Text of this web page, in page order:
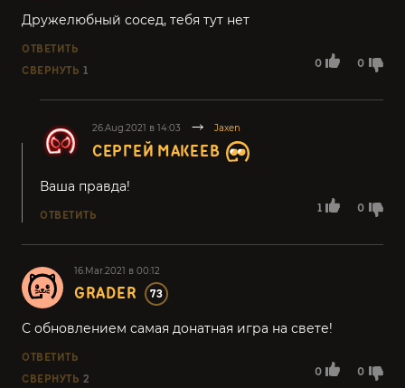
0 0
Дружелюбный сосед, тебя тут нет
ОТВЕТИТЬ
СВЕРНУТЬ 1
26.Aug.2021 в 14:03 Jaxen
СЕРГЕЙ МАКЕЕВ
1 0
Ваша правда!
ОТВЕТИТЬ
16.Mar.2021 в 00:12
GRADER 73
0 0
С обновлением самая донатная игра на свете!
ОТВЕТИТЬ
СВЕРНУТЬ 2